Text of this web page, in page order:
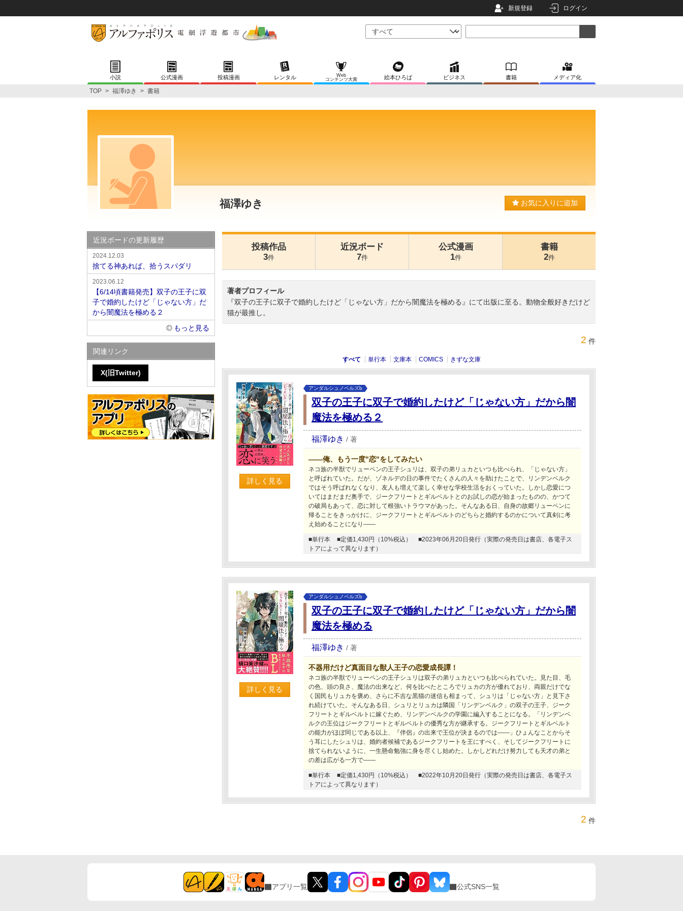
新規登録 ログイン
小説 公式漫画 投稿漫画 レンタル
Web
コンテンツ大賞
絵本ひろば ビジネス 書籍 メディア化
TOP > 福澤ゆき > 書籍
福澤ゆき お気に入りに追加
投稿作品
3件
近況ボード
7件
公式漫画
1件
書籍
2件
著者プロフィール
『双子の王子に双子で婚約したけど「じゃない方」だから闇魔法を極める』にて出版に至る。動物全般好きだけど
猫が最推し。
2 件
すべて 単行本 文庫本 COMICS きずな文庫
詳しく見る
アンダルシュノベルズb
双子の王子に双子で婚約したけど「じゃない方」だから闇
魔法を極める２
福澤ゆき / 著
――俺、もう一度"恋"をしてみたい
ネコ族の半獣でリューペンの王子シュリは、双子の弟リュカといつも比べられ、「じゃない方」
と呼ばれていた。だが、ゾネルデの日の事件でたくさんの人々を助けたことで、リンデンベルク
ではそう呼ばれなくなり、友人も増えて楽しく幸せな学校生活をおくっていた。しかし恋愛につ
いてはまだまだ奥手で、ジークフリートとギルベルトとのお試しの恋が始まったものの、かつて
の破局もあって、恋に対して根強いトラウマがあった。そんなある日、自身の故郷リューペンに
帰ることをきっかけに、ジークフリートとギルベルトのどちらと婚約するのかについて真剣に考
え始めることになり――
■単行本 ■定価1,430円（10%税込）
■2023年06月20日発行（実際の発売日は書店、各電子ス
トアによって異なります）
詳しく見る
アンダルシュノベルズb
双子の王子に双子で婚約したけど「じゃない方」だから闇
魔法を極める
福澤ゆき / 著
不器用だけど真面目な獣人王子の恋愛成長譚！
ネコ族の半獣でリューペンの王子シュリは双子の弟リュカといつも比べられていた。見た目、毛
の色、頭の良さ、魔法の出来など、何を比べたところでリュカの方が優れており、両親だけでな
く国民もリュカを褒め、さらに不吉な黒猫の迷信も相まって、シュリは「じゃない方」と見下さ
れ続けていた。そんなある日、シュリとリュカは隣国「リンデンベルク」の双子の王子、ジーク
フリートとギルベルトに嫁ぐため、リンデンベルクの学園に編入することになる。「リンデンベ
ルクの王位はジークフリートとギルベルトの優秀な方が継承する。ジークフリートとギルベルト
の能力がほぼ同じである以上、『伴侶』の出来で王位が決まるのでは――」ひょんなことからそ
う耳にしたシュリは、婚約者候補であるジークフリートを王にすべく、そしてジークフリートに
捨てられないように、一生懸命勉強に身を尽くし始めた。しかしどれだけ努力しても天才の弟と
の差は広がる一方で――
■単行本 ■定価1,430円（10%税込）
■2022年10月20日発行（実際の発売日は書店、各電子ス
トアによって異なります）
2 件
近況ボードの更新履歴
2024.12.03
捨てる神あれば、拾うスパダリ
2023.06.12
【6/14頃書籍発売】双子の王子に双
子で婚約したけど「じゃない方」だ
から闇魔法を極める２
もっと見る
関連リンク
X(旧Twitter)
アプリ一覧 公式SNS一覧